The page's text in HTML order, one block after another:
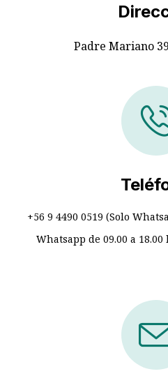
Padre Mariano
+56 9 4490 0519 (Solo
Whatsapp de 09.00 a